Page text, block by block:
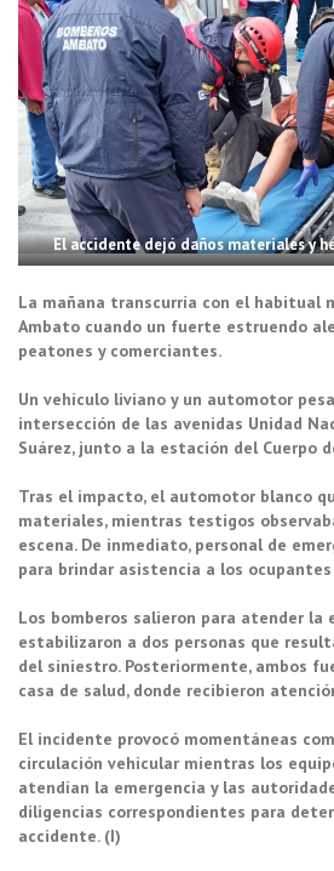
El accidente dejó daños materiales y
La mañana transcurría con el habitual
Ambato cuando un fuerte estruendo
peatones y comerciantes.
Un vehículo liviano y un automotor
intersección de las avenidas Unidad
Suárez, junto a la estación del Cuerpo
Tras el impacto, el automotor blanco
materiales, mientras testigos
escena. De inmediato, personal de
para brindar asistencia a los
Los bomberos salieron para atender la
estabilizaron a dos personas que
del siniestro. Posteriormente, ambos
casa de salud, donde recibieron
El incidente provocó momentáneas
circulación vehicular mientras los
atendían la emergencia y las
diligencias correspondientes para
accidente. (I)